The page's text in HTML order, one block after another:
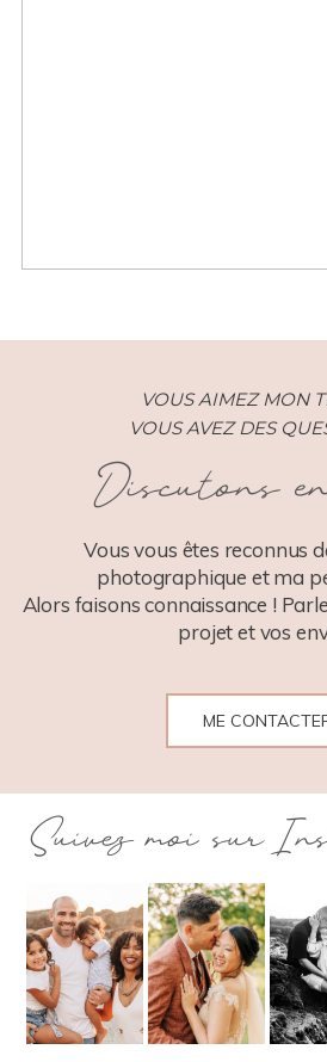
VOUS AIMEZ MON
VOUS AVEZ DES
Discutons
Vous vous êtes reconnus
photographique et ma
Alors faisons connaissance !
projet et vos
ME
Suivez moi sur